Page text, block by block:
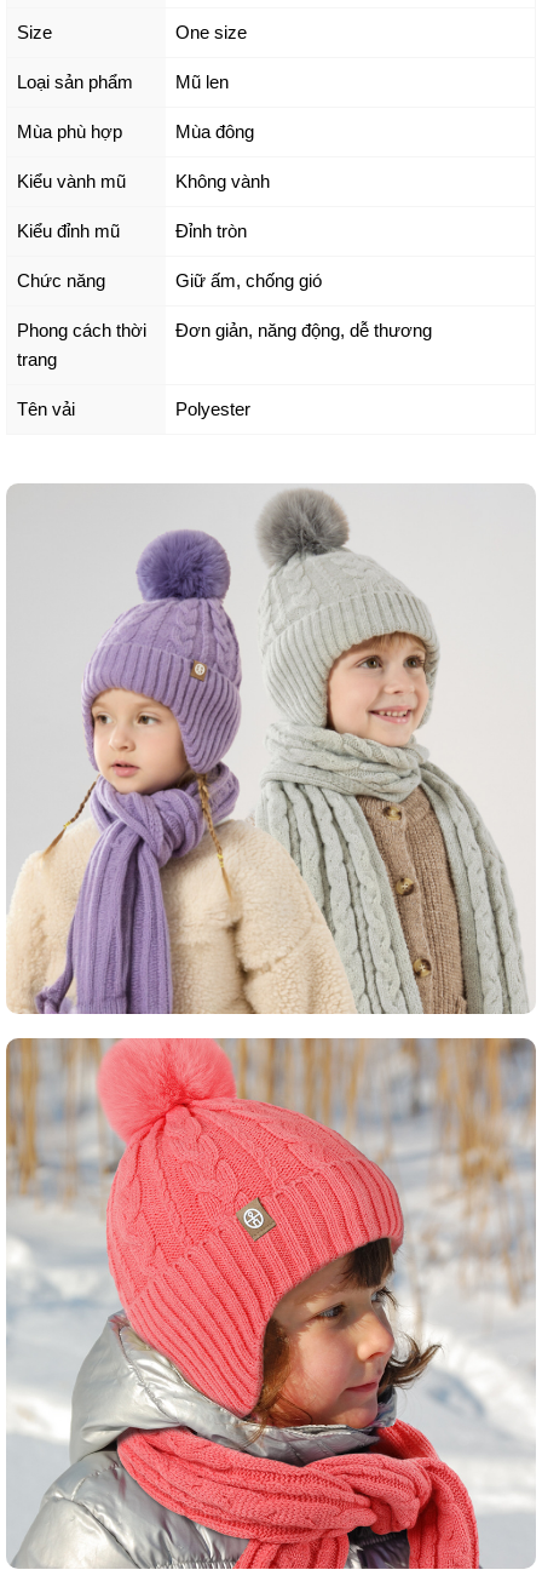
Size One size
Loại sản phẩm Mũ len
Mùa phù hợp Mùa đông
Kiểu vành mũ Không vành
Kiểu đỉnh mũ Đỉnh tròn
Chức năng Giữ ấm, chống gió
Phong cách thời
trang
Đơn giản, năng động, dễ thương
Tên vải Polyester